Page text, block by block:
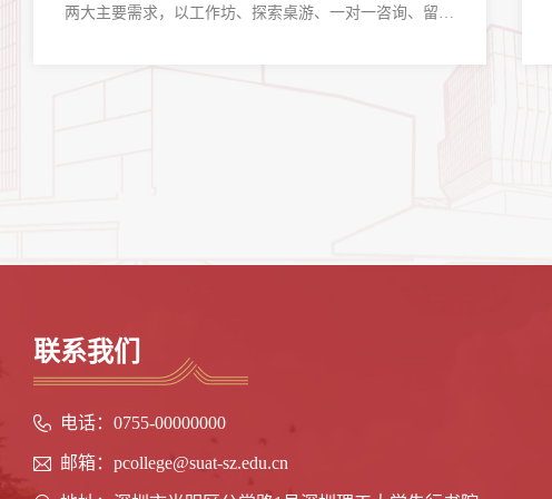
两大主要需求，以工作坊、探索桌游、一对一咨询、留学
联系我们
电话：0755-00000000
邮箱：pcollege@suat-sz.edu.cn